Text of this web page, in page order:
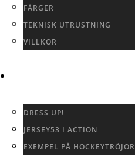
FÄRGER
TEKNISK UTRUSTNING
VILLKOR
DRESS UP!
JERSEY53 I ACTION
EXEMPEL PÅ HOCKEYTRÖJOR